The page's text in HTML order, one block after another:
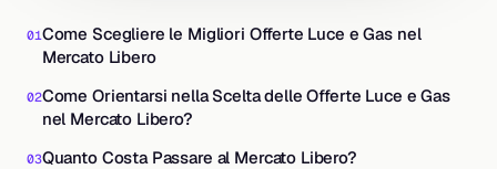
Come Scegliere le Migliori Offerte Luce e Gas nel
Mercato Libero
Come Orientarsi nella Scelta delle Offerte Luce e Gas
nel Mercato Libero?
Quanto Costa Passare al Mercato Libero?